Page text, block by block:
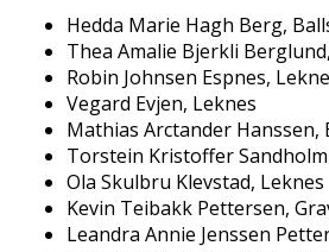
Hedda Marie Hagh Berg,
Thea Amalie Bjerkli
Robin Johnsen Espnes,
Vegard Evjen, Leknes
Mathias Arctander Hanssen,
Torstein Kristoffer
Ola Skulbru Klevstad, Leknes
Kevin Teibakk Pettersen,
Leandra Annie Jenssen